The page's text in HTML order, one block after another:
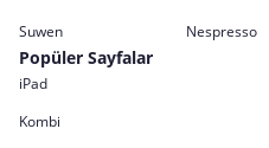
Suwen
Nespresso
Popüler Sayfalar
iPad
Kombi